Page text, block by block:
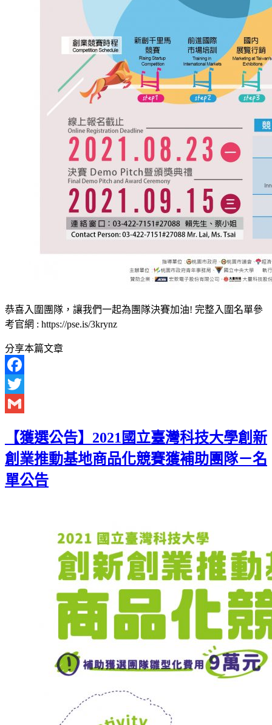
恭喜入圍團隊，讓我們一起為團隊決賽加油! 完整入圍名單參
考官網 : https://pse.is/3krynz
分享本篇文章
Facebook
Twitter
【獲選公告】2021國立臺灣科技大學創新
創業推動基地商品化競賽獲補助團隊－名
單公告